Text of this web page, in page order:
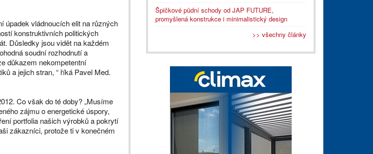
úpadek vládnoucích elit na různých
konstruktivních politických
Důsledky jsou vidět na každém
soudní rozhodnutí a
důkazem nekompetentní
a jejich stran, “ říká Pavel Med.
Co však do té doby? „Musíme
zájmu o energetické úspory,
portfolia našich výrobků a pokrytí
zákazníci, protože ti v konečném
Špičkové půdní schody od JAP FUTURE,
promyšlená konstrukce i minimalistický design
>> všechny články